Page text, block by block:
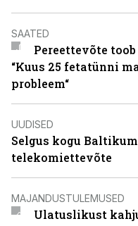
SAATED
Pereettevõte
“Kuus 25 fetatünni
probleem“
UUDISED
Selgus kogu
telekomiettevõte
MAJANDUSTULEMUSED
Ulatuslikust